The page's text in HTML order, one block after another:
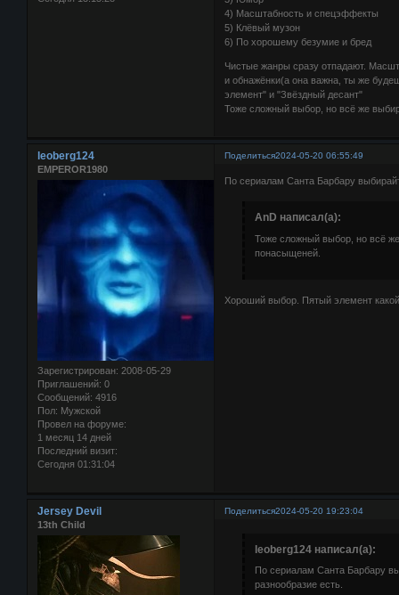
4) Масштабность и спецэффекты
5) Клёвый музон
6) По хорошему безумие и бред
Чистые жанры сразу отпадают.
и обнажёнки(а она важна, ты же
элемент" и "Звёздный десант"
Тоже сложный выбор, но всё же
Поделиться2024-05-20 06:55:49
leoberg124
EMPEROR1980
Зарегистрирован: 2008-05-29
Приглашений: 0
Сообщений: 4916
Пол: Мужской
Провел на форуме:
1 месяц 14 дней
Последний визит:
Сегодня 01:31:04
По сериалам Санта Барбару
AnD написал(а):
Тоже сложный выбор, но всё
понасыщеней.
Хороший выбор. Пятый элемент
Поделиться2024-05-20 19:23:04
Jersey Devil
13th Child
leoberg124 написал(а):
По сериалам Санта Барбару
разнообразие есть.